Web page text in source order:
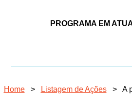
PROGRAMA EM
Home > Listagem de Ações > A